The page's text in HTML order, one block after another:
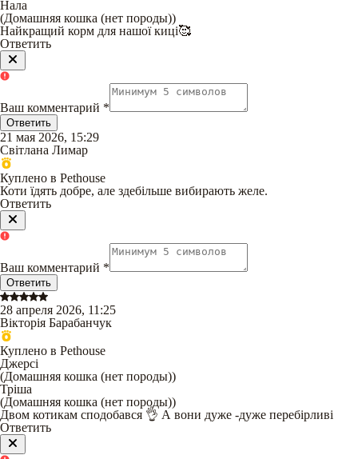
Нала
(Домашняя кошка (нет породы))
Найкращий корм для нашої киці🥰
Ответить
Ваш комментарий *
Ответить
21 мая 2026, 15:29
Світлана Лимар
Куплено в Pethouse
Коти їдять добре, але здебільше вибирають желе.
Ответить
Ваш комментарий *
Ответить
28 апреля 2026, 11:25
Вікторія Барабанчук
Куплено в Pethouse
Джерсі
(Домашняя кошка (нет породы))
Тріша
(Домашняя кошка (нет породы))
Двом котикам сподобався 👌 А вони дуже -дуже перебірливі
Ответить